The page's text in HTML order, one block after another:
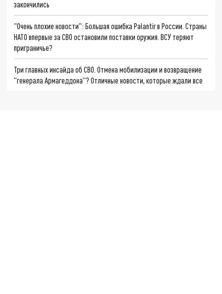
закончились
"Очень плохие новости": Большая ошибка Palantir в России. Страны
НАТО впервые за СВО остановили поставки оружия. ВСУ теряют
приграничье?
Три главных инсайда об СВО. Отмена мобилизации и возвращение
"генерала Армагеддона"? Отличные новости, которые ждали все